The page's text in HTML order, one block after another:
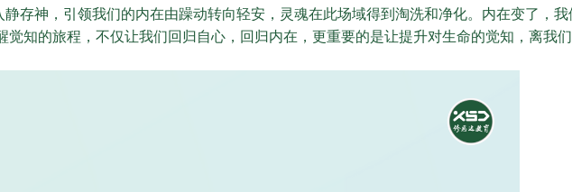
存神，引领我们的内在由躁动转向轻安，灵魂在此场域得到淘洗和净化。内在变了，
知的旅程，不仅让我们回归自心，回归内在，更重要的是让提升对生命的觉知，离我